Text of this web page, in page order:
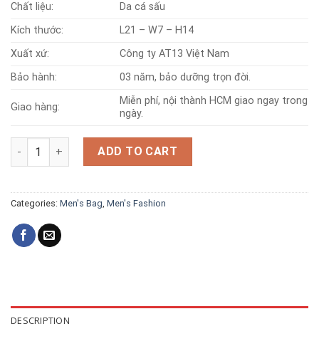
Chất liệu:
Da cá sấu
Kích thước:
L21 – W7 – H14
Xuất xứ:
Công ty AT13 Việt Nam
Bảo hành:
03 năm, bảo dưỡng trọn đời.
Giao hàng:
Miễn phí, nội thành HCM giao ngay trong
ngày.
Crocodile leather bag T226 quantity
ADD TO CART
Categories: Men's Bag, Men's Fashion
DESCRIPTION